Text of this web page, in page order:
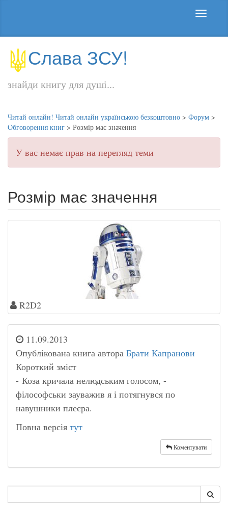
Слава ЗСУ!
знайди книгу для душі...
Читай онлайн! Читай онлайн українською безкоштовно > Форум >
Обговорення книг > Розмір має значення
У вас немає прав на перегляд теми
Розмір має значення
R2D2
11.09.2013
Опублікована книга автора Брати Капранови
Короткий зміст
- Коза кричала нелюдським голосом, -
філософськи зауважив я і потягнувся по
навушники плеєра.
Повна версія тут
Коментувати